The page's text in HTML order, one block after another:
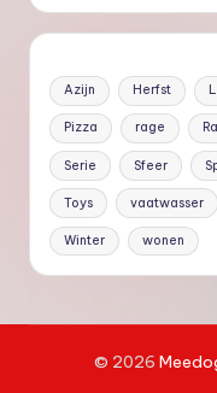
Azijn Herfst
Pizza rage
Serie Sfeer
Toys vaatwasser
Winter wonen
© 2026